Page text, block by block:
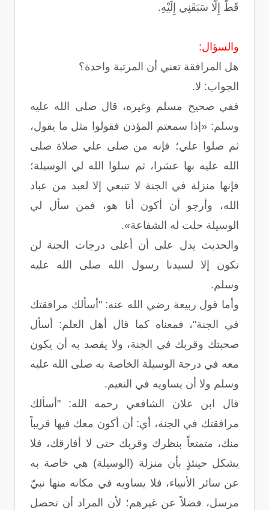
قَطُّ إِلَّا سَبَقَنِي إِلَيْهِ.
والسؤال:
هل المرافقة تعني أن المرتبة واحدة؟
الجواب: لا.
ففي صحيح مسلم وغيره، قال صلى الله عليه
وسلم: «إذا سمعتم المؤذن فقولوا مثل ما يقول،
ثم صلوا علي؛ فإنه من صلى علي صلاة صلى
الله عليه بها عشرا، ثم سلوا الله لي الوسيلة؛
فإنها منزلة في الجنة لا تنبغي إلا لعبد من عباد
الله، وأرجو أن أكون أنا هو، فمن سأل لي
الوسيلة حلت له الشفاعة».
والحديث يدل على أن أعلى درجات الجنة لن
تكون إلا لسيدنا رسول الله صلى الله عليه
وسلم.
وأما قول ربيعة رضي الله عنه: "أسألك مرافقتك
في الجنة"، فمعناه كما قال أهل العلم: أسأل
صحبتك وقربك في الجنة، ولا يقصد به أن يكون
معه في درجة الوسيلة الخاصة به صلى الله عليه
وسلم ولا أن يساويه في النعيم.
قال ابن علان الشافعي رحمه الله: "أسألك
مرافقتك في الجنة، أي: أن أكون معك فيها قريباً
منك، متمتعاً بنظرك وقربك حتى لا أفارقك، فلا
يشكل حينئذٍ بأن منزلة (الوسيلة) هي خاصة به
عن سائر الأنبياء، فلا يساويه في مكانه منها نبيّ
مرسل، فضلاً عن غيرهم؛ لأن المراد أن تحصل